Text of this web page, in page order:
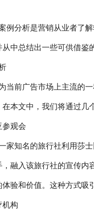
例分析是营销从业者了
中总结出一些可供借鉴
当前广告市场上主流的
本文中，我们将通过几
参观会
家知名的旅行社利用莎
融入该旅行社的宣传内
验和价值。这种方式吸
机构